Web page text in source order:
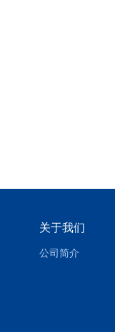
关于我们
公司简介